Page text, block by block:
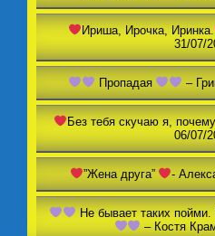
Ириша, Ирочка, Иринка.
31/07/
Пропадая –
Без тебя скучаю я,
06/07/
”Жена друга” -
Не бывает таких
– Костя